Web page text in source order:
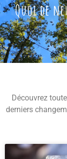
Quoi de
Découvrez
derniers